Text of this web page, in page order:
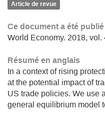
Article de revue
Ce document a été
World Economy. 2018, vol.
Résumé en anglais
In a context of rising
at the potential impact of
US trade policies. We use
general equilibrium model